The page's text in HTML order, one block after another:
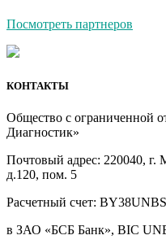
Посмотреть партнеров
КОНТАКТЫ
Общество с ограниченной
Диагностик»
Почтовый адрес: 220040, г.
д.120, пом. 5
Расчетный счет:
в ЗАО «БСБ Банк», BIC